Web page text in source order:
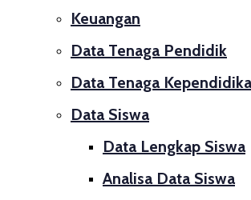
Keuangan
Data Tenaga Pendidik
Data Tenaga
Data Siswa
Data Lengkap Siswa
Analisa Data Siswa